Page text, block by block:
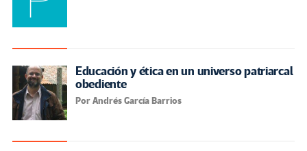
Educación y ética en un universo patriarcal
obediente
Por Andrés García Barrios